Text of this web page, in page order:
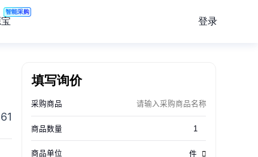
智能采购
登录
61
填写询价